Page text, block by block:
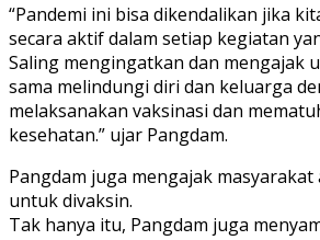
“Pandemi ini bisa dikendalikan jika
secara aktif dalam setiap kegiatan
Saling mengingatkan dan mengajak
sama melindungi diri dan keluarga
melaksanakan vaksinasi dan
kesehatan.” ujar Pangdam.
Pangdam juga mengajak
untuk divaksin.
Tak hanya itu, Pangdam juga